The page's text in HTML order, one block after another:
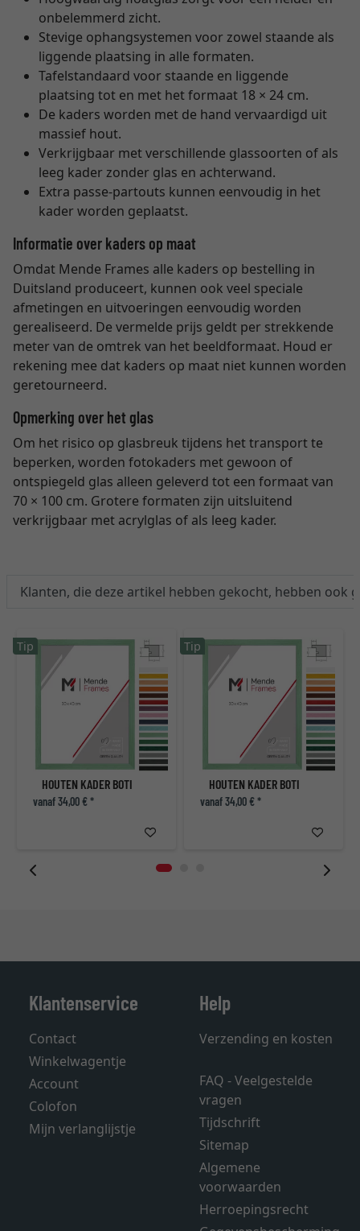
onbelemmerd zicht.
Stevige ophangsystemen voor zowel staande als
liggende plaatsing in alle formaten.
Tafelstandaard voor staande en liggende
plaatsing tot en met het formaat 18 × 24 cm.
De kaders worden met de hand vervaardigd uit
massief hout.
Verkrijgbaar met verschillende glassoorten of als
leeg kader zonder glas en achterwand.
Extra passe-partouts kunnen eenvoudig in het
kader worden geplaatst.
Informatie over kaders op maat
Omdat Mende Frames alle kaders op bestelling in
Duitsland produceert, kunnen ook veel speciale
afmetingen en uitvoeringen eenvoudig worden
gerealiseerd. De vermelde prijs geldt per strekkende
meter van de omtrek van het beeldformaat. Houd er
rekening mee dat kaders op maat niet kunnen worden
geretourneerd.
Opmerking over het glas
Om het risico op glasbreuk tijdens het transport te
beperken, worden fotokaders met gewoon of
ontspiegeld glas alleen geleverd tot een formaat van
70 × 100 cm. Grotere formaten zijn uitsluitend
verkrijgbaar met acrylglas of als leeg kader.
Klanten, die deze artikel hebben gekocht, hebben ook
HOUTEN KADER BOTI
vanaf 34,00 € *
Tip
HOUTEN KADER BOTI
vanaf 34,00 € *
Tip
Klantenservice
Contact
Winkelwagentje
Account
Colofon
Mijn verlanglijstje
Help
Verzending en kosten
FAQ - Veelgestelde
vragen
Tijdschrift
Sitemap
Algemene
voorwaarden
Herroepingsrecht